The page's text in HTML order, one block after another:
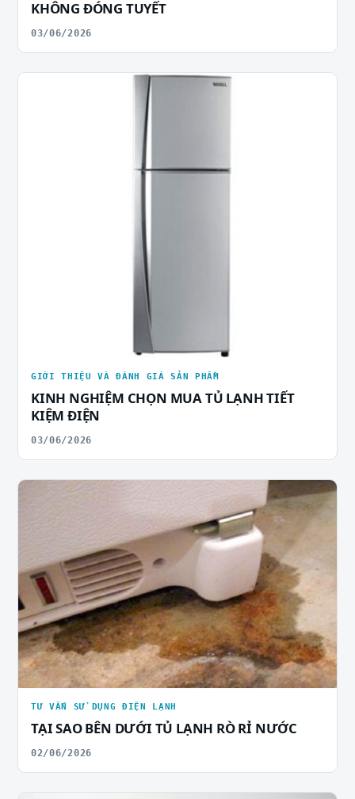
KHÔNG ĐÓNG TUYẾT
03/06/2026
GIỚI THIỆU VÀ ĐÁNH GIÁ SẢN PHẨM
KINH NGHIỆM CHỌN MUA TỦ LẠNH TIẾT
KIỆM ĐIỆN
03/06/2026
TƯ VẤN SỬ DỤNG ĐIỆN LẠNH
TẠI SAO BÊN DƯỚI TỦ LẠNH RÒ RỈ NƯỚC
02/06/2026